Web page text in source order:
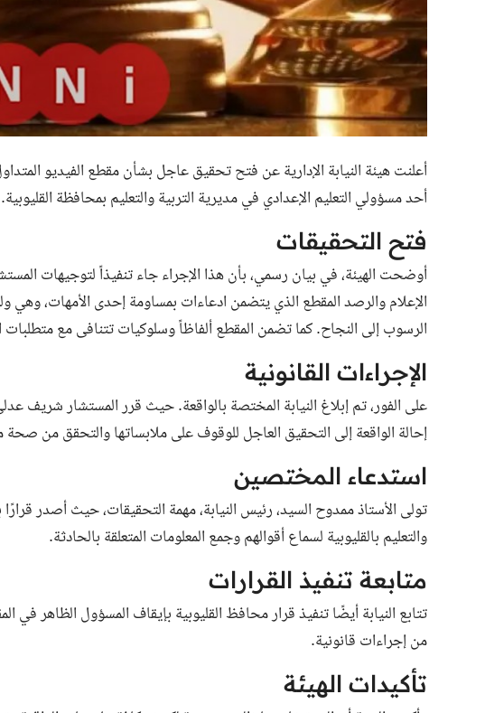
أعلنت هيئة النيابة الإدارية عن فتح تحقيق عاجل بشأن مقطع الفيديو
أحد مسؤولي التعليم الإعدادي في مديرية التربية والتعليم بمحافظة القليوبية.
فتح التحقيقات
أوضحت الهيئة، في بيان رسمي، بأن هذا الإجراء جاء تنفيذاً لتوجيهات
الإعلام والرصد المقطع الذي يتضمن ادعاءات بمساومة إحدى الأمهات، وهي
الرسوب إلى النجاح. كما تضمن المقطع ألفاظاً وسلوكيات تتنافى مع متطلبات
الإجراءات القانونية
على الفور، تم إبلاغ النيابة المختصة بالواقعة. حيث قرر المستشار شريف عدلي
إحالة الواقعة إلى التحقيق العاجل للوقوف على ملابساتها والتحقق من
استدعاء المختصين
تولى الأستاذ ممدوح السيد، رئيس النيابة، مهمة التحقيقات، حيث أصدر
والتعليم بالقليوبية لسماع أقوالهم وجمع المعلومات المتعلقة بالحادثة.
متابعة تنفيذ القرارات
تتابع النيابة أيضًا تنفيذ قرار محافظ القليوبية بإيقاف المسؤول الظاهر في
من إجراءات قانونية.
تأكيدات الهيئة